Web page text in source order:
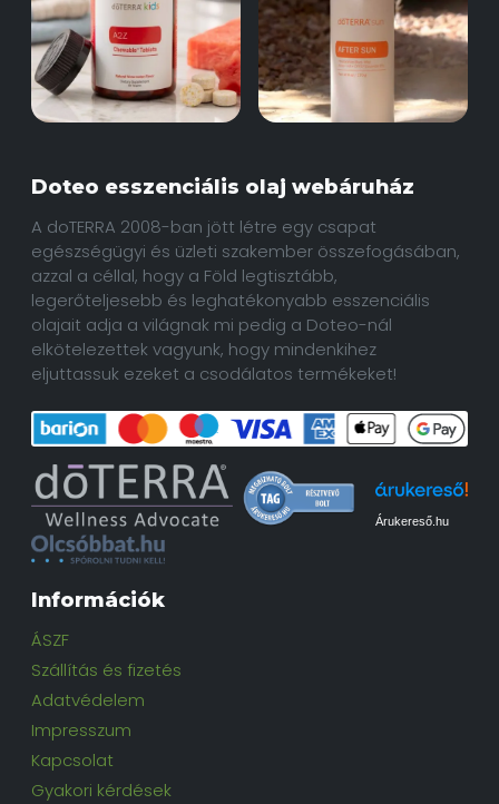
Doteo esszenciális olaj webáruház
A doTERRA 2008-ban jött létre egy csapat
egészségügyi és üzleti szakember összefogásában,
azzal a céllal, hogy a Föld legtisztább,
legerőteljesebb és leghatékonyabb esszenciális
olajait adja a világnak mi pedig a Doteo-nál
elkötelezettek vagyunk, hogy mindenkihez
eljuttassuk ezeket a csodálatos termékeket!
Árukereső.hu
Információk
ÁSZF
Szállítás és fizetés
Adatvédelem
Impresszum
Kapcsolat
Gyakori kérdések